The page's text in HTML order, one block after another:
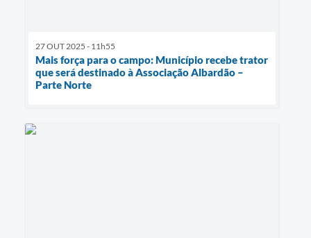
27 OUT 2025 - 11h55
Mais força para o campo: Município recebe trator
que será destinado à Associação Albardão –
Parte Norte